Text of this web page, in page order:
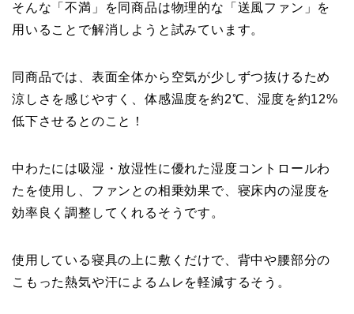
そんな「不満」を同商品は物理的な「送風ファン」を
用いることで解消しようと試みています。
同商品では、表面全体から空気が少しずつ抜けるため
涼しさを感じやすく、体感温度を約2℃、湿度を約12%
低下させるとのこと！
中わたには吸湿・放湿性に優れた湿度コントロールわ
たを使用し、ファンとの相乗効果で、寝床内の湿度を
効率良く調整してくれるそうです。
使用している寝具の上に敷くだけで、背中や腰部分の
こもった熱気や汗によるムレを軽減するそう。